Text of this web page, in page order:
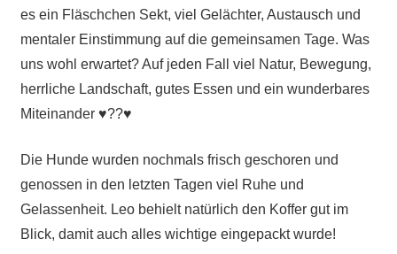
es ein Fläschchen Sekt, viel Gelächter, Austausch und
mentaler Einstimmung auf die gemeinsamen Tage. Was
uns wohl erwartet? Auf jeden Fall viel Natur, Bewegung,
herrliche Landschaft, gutes Essen und ein wunderbares
Miteinander ♥️??♥️
Die Hunde wurden nochmals frisch geschoren und
genossen in den letzten Tagen viel Ruhe und
Gelassenheit. Leo behielt natürlich den Koffer gut im
Blick, damit auch alles wichtige eingepackt wurde!